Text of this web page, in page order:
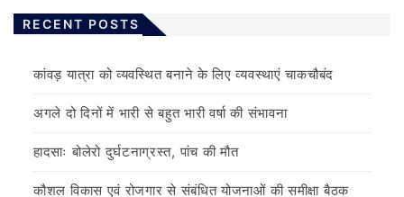
RECENT POSTS
कांवड़ यात्रा को व्यवस्थित बनाने के लिए व्यवस्थाएं चाकचौबंद
अगले दो दिनों में भारी से बहुत भारी वर्षा की संभावना
हादसाः बोलेरो दुर्घटनाग्रस्त, पांच की मौत
कौशल विकास एवं रोजगार से संबंधित योजनाओं की समीक्षा बैठक